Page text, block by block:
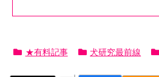
★有料記事 犬研究最前線